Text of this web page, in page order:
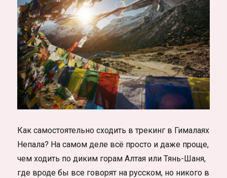
Как самостоятельно сходить в трекинг в Гималаях
Непала? На самом деле всё просто и даже проще,
чем ходить по диким горам Алтая или Тянь-Шаня,
где вроде бы все говорят на русском, но никого в